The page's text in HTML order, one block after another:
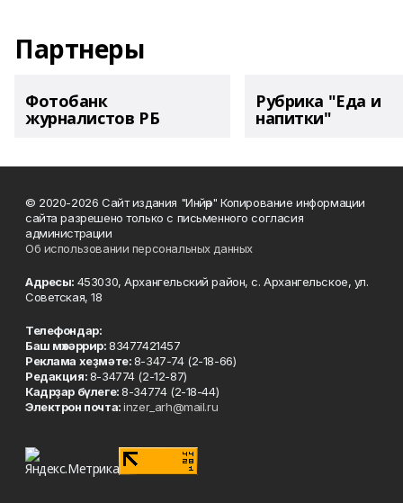
Партнеры
Фотобанк
журналистов РБ
Рубрика "Еда и
напитки"
© 2020-2026 Сайт издания "Инйәр" Копирование информации
сайта разрешено только с письменного согласия
администрации
Об использовании персональных данных
Адресы: 453030, Архангельский район, с. Архангельское, ул.
Советская, 18
Телефондар:
Баш мөхәррир:83477421457
Реклама хеҙмәте:8-347-74 (2-18-66)
Редакция:8-34774 (2-12-87)
Кадрҙар бүлеге:8-34774 (2-18-44)
Электрон почта:inzer_arh@mail.ru